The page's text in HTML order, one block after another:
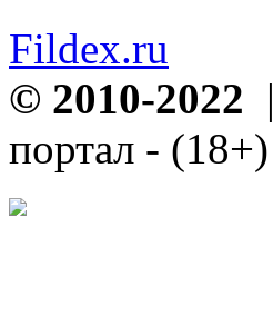
Fildex.ru
© 2010-2022
портал - (18+)